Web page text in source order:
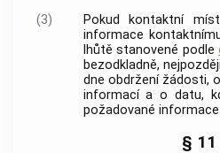
(3)
Pokud kontaktní
informace
lhůtě stanovené podle
bezodkladně,
dne obdržení žádosti,
informací a o datu,
požadované
§ 11